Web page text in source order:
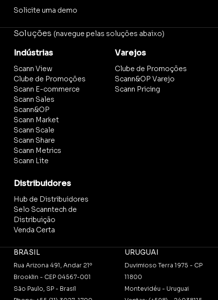
Solicite uma demo
Soluções (navegue pelas soluções abaixo)
Indústrias
Scann View
Clube de Promoções
Scann E-commerce
Scann Sales
Scann&OP
Scann Market
Scann Scale
Scann Share
Scann Metrics
Scann Lite
Varejos
Clube de Promoções
Scann&OP Varejo
Scann Pricing
Distribuidores
Hub de Distribuidores
Selo Scanntech de
Distribuição
Venda Certa
BRASIL
Rua Arizona 491, Andar 21º
Brooklin - CEP 04567-001
São Paulo, SP - Brasil
URUGUAI
Duvimioso Terra 1975 - CP
11800
Montevidéu - Uruguai